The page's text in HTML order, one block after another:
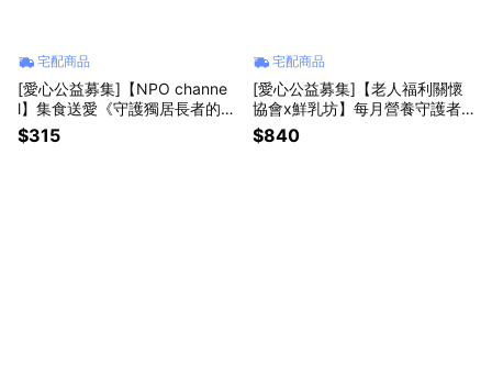
宅配商品
[愛心公益募集]【NPO channe
l】集食送愛《守護獨居長者的健
康》燕麥片聯合募集 (購買者不
會收到商品)
$315
宅配商品
[愛心公益募集]【老人福利關懷
協會x鮮乳坊】每月營養守護者
公益募集(原味保久乳x24瓶)(購
買者本人不會收到商品)
$840